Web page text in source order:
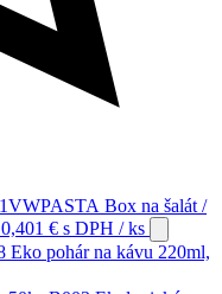
Box na šalát /
0,401 € s DPH / ks
Eko pohár na kávu 220ml,